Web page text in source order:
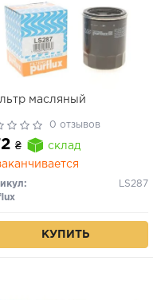
масляный
0 отзывов
₴
склад
LS287
КУПИТЬ